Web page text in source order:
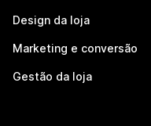
Design da loja
Marketing e conversão
Gestão da loja